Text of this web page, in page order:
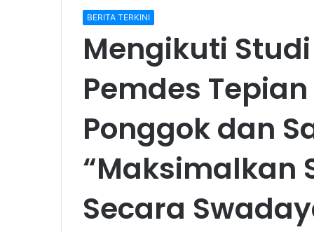
BERITA TERKINI
Mengikuti
Pemdes
Ponggok dan
“Maksimalkan
Secara